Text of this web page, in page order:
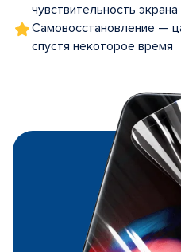
чувствительность экрана
Самовосстановление —
спустя некоторое время